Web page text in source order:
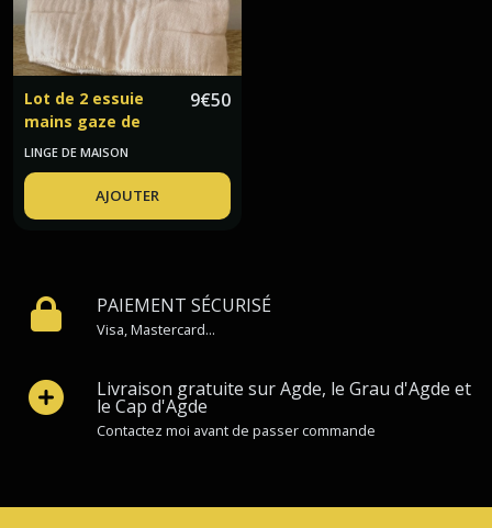
Lot de 2 essuie
mains gaze de
coton guimauve
9€50
LINGE DE MAISON
AJOUTER
PAIEMENT SÉCURISÉ
Visa, Mastercard...
Livraison gratuite sur Agde, le Grau d'Agde et
le Cap d'Agde
Contactez moi avant de passer commande